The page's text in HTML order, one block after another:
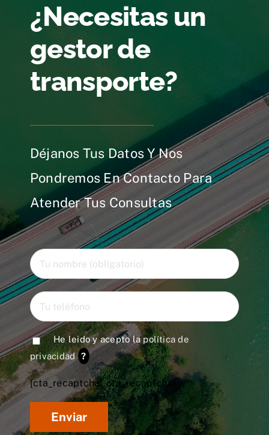
¿Necesitas un
gestor de
transporte?
Déjanos Tus Datos Y Nos
Pondremos En Contacto Para
Atender Tus Consultas
He leido y acepto lapolítica de
privacidad ?
[cta_recaptcha* cta_recaptcha]